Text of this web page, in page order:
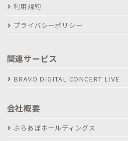
利用規約
プライバシーポリシー
関連サービス
BRAVO DIGITAL CONCERT LIVE
会社概要
ぶらあぼホールディングス